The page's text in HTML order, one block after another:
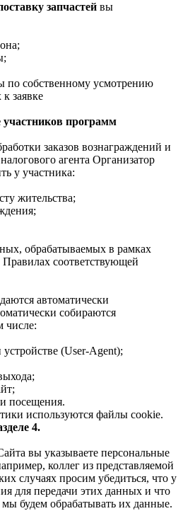
запчастей вы
по собственному усмотрению
заявке
программ
заказов вознаграждений и
агента Организатор
у участника:
жительства;
обрабатываемых в рамках
соответствующей
автоматически
собираются
числе:
(User-Agent);
посещения.
используются файлы cookie.
4.
вы указываете персональные
коллег из представляемой
случаях просим убедиться, что у
для передачи этих данных и что
будем обрабатывать их данные.